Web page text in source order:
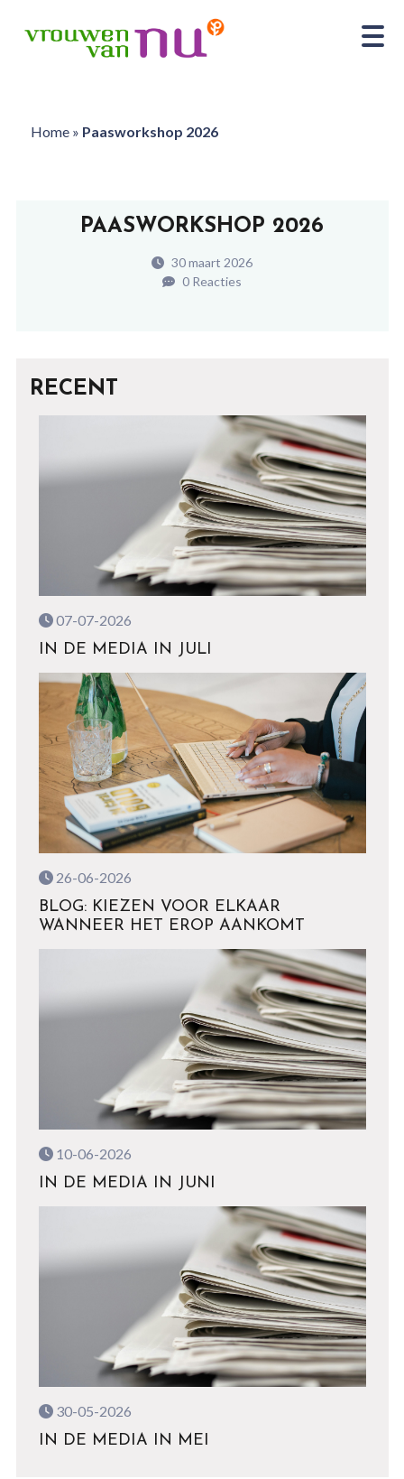
Home» Paasworkshop 2026
PAASWORKSHOP 2026
30 maart 2026
0 Reacties
RECENT
07-07-2026
IN DE MEDIA IN JULI
26-06-2026
BLOG: KIEZEN VOOR ELKAAR
WANNEER HET EROP AANKOMT
10-06-2026
IN DE MEDIA IN JUNI
30-05-2026
IN DE MEDIA IN MEI